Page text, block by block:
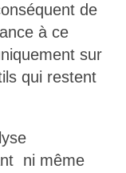
de
à ce
sur
qui restent
ni même